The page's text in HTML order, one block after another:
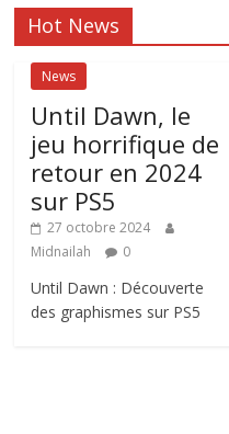
Hot News
News
Until Dawn, le
jeu horrifique de
retour en 2024
sur PS5
27 octobre 2024
Midnailah
0
Until Dawn : Découverte
des graphismes sur PS5